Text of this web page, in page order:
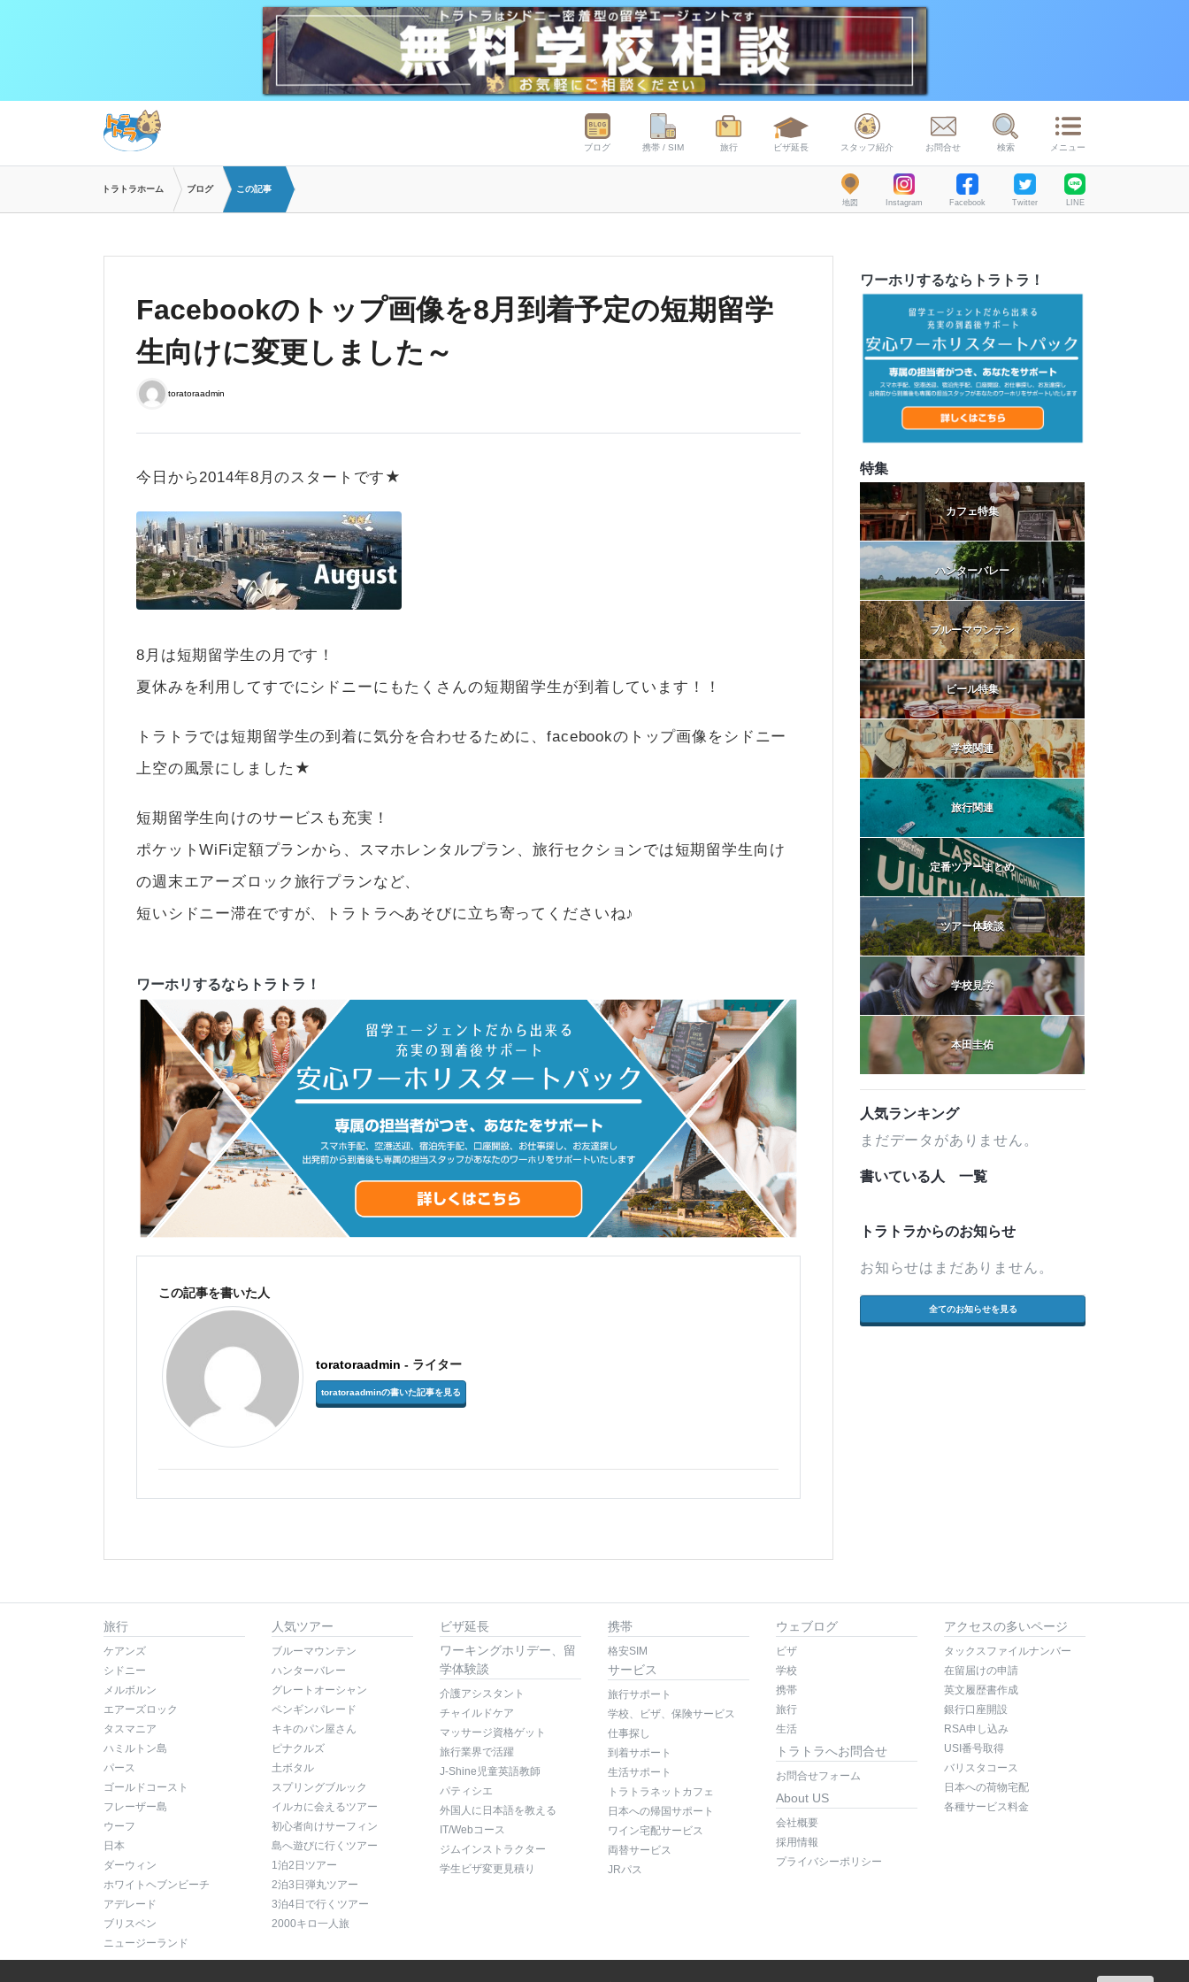
ブログ 携帯 / SIM 旅行 ビザ延長 スタッフ紹介 お問合せ 検索 メニュー
トラトラホーム ブログ この記事
地図 Instagram Facebook Twitter LINE
Facebookのトップ画像を8月到着予定の短期留学
生向けに変更しました～
toratoraadmin
今日から2014年8月のスタートです★
8月は短期留学生の月です！
夏休みを利用してすでにシドニーにもたくさんの短期留学生が到着しています！！
トラトラでは短期留学生の到着に気分を合わせるために、facebookのトップ画像をシドニー
上空の風景にしました★
短期留学生向けのサービスも充実！
ポケットWiFi定額プランから、スマホレンタルプラン、旅行セクションでは短期留学生向け
の週末エアーズロック旅行プランなど、
短いシドニー滞在ですが、トラトラへあそびに立ち寄ってくださいね♪
ワーホリするならトラトラ！
この記事を書いた人
toratoraadmin - ライター
toratoraadminの書いた記事を見る
ワーホリするならトラトラ！
特集
カフェ特集
ハンターバレー
ブルーマウンテン
ビール特集
学校関連
旅行関連
定番ツアーまとめ
ツアー体験談
学校見学
本田圭佑
人気ランキング
まだデータがありません。
書いている人 一覧
トラトラからのお知らせ
お知らせはまだありません。
全てのお知らせを見る
旅行
ケアンズ
シドニー
メルボルン
エアーズロック
タスマニア
ハミルトン島
パース
ゴールドコースト
フレーザー島
ウーフ
日本
ダーウィン
ホワイトヘブンビーチ
アデレード
ブリスベン
ニュージーランド
人気ツアー
ブルーマウンテン
ハンターバレー
グレートオーシャン
ペンギンパレード
キキのパン屋さん
ピナクルズ
土ボタル
スプリングブルック
イルカに会えるツアー
初心者向けサーフィン
島へ遊びに行くツアー
1泊2日ツアー
2泊3日弾丸ツアー
3泊4日で行くツアー
2000キロ一人旅
ビザ延長
ワーキングホリデー、留
学体験談
介護アシスタント
チャイルドケア
マッサージ資格ゲット
旅行業界で活躍
J-Shine児童英語教師
パティシエ
外国人に日本語を教える
IT/Webコース
ジムインストラクター
学生ビザ変更見積り
携帯
格安SIM
サービス
旅行サポート
学校、ビザ、保険サービス
仕事探し
到着サポート
生活サポート
トラトラネットカフェ
日本への帰国サポート
ワイン宅配サービス
両替サービス
JRパス
ウェブログ
ビザ
学校
携帯
旅行
生活
トラトラへお問合せ
お問合せフォーム
About US
会社概要
採用情報
プライバシーポリシー
アクセスの多いページ
タックスファイルナンバー
在留届けの申請
英文履歴書作成
銀行口座開設
RSA申し込み
USI番号取得
バリスタコース
日本への荷物宅配
各種サービス料金